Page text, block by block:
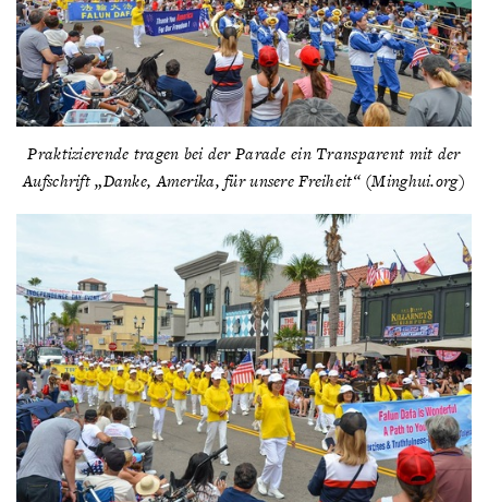
Praktizierende tragen bei der Parade ein Transparent mit der
Aufschrift „Danke, Amerika, für unsere Freiheit“ (Minghui.org)